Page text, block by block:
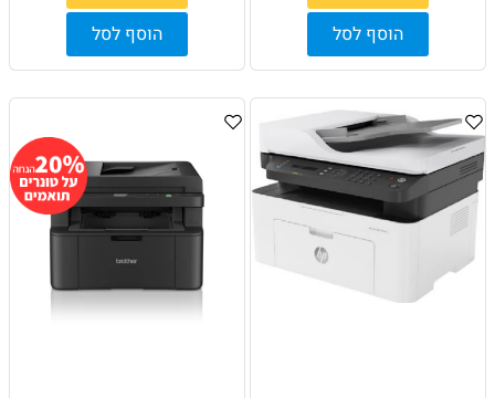
הוסף לסל הוסף לסל